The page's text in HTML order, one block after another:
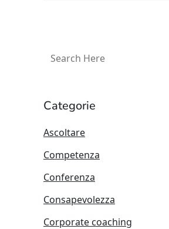
Categorie
Ascoltare
Competenza
Conferenza
Consapevolezza
Corporate coaching